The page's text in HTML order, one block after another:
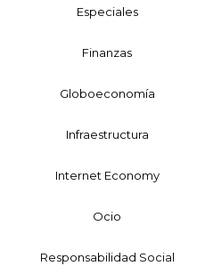
Especiales
Finanzas
Globoeconomía
Infraestructura
Internet Economy
Ocio
Responsabilidad Social